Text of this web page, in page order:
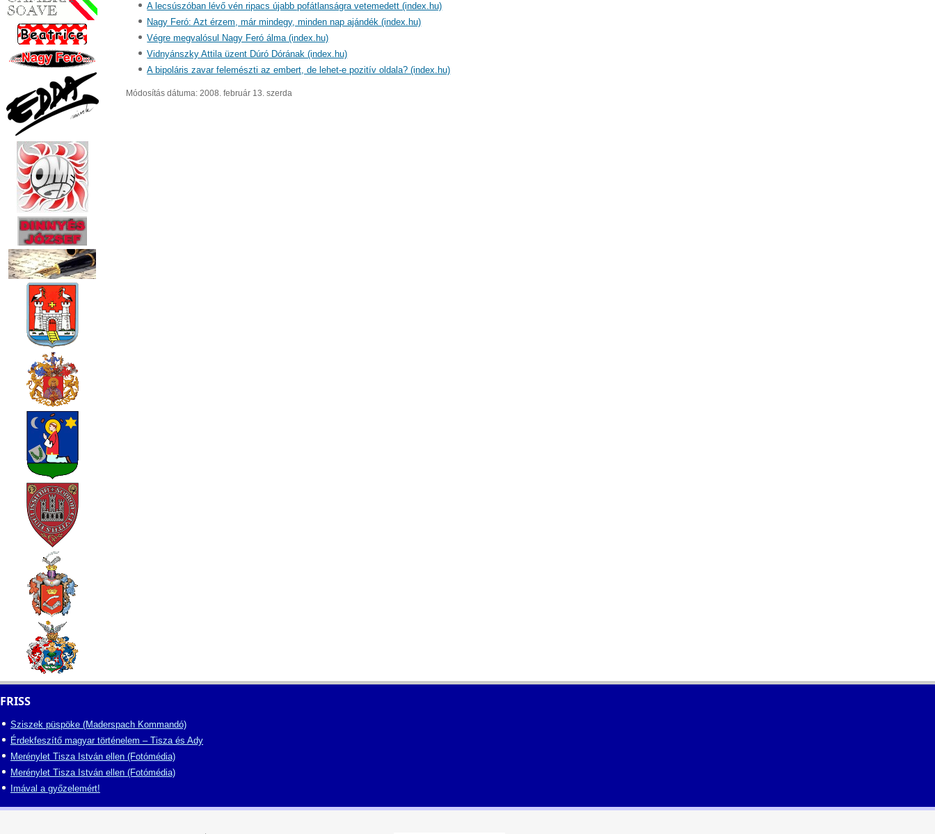
A lecsúszóban lévő vén ripacs újabb pofátlanságra vetemedett (index.hu)
Nagy Feró: Azt érzem, már mindegy, minden nap ajándék (index.hu)
Végre megvalósul Nagy Feró álma (index.hu)
Vidnyánszky Attila üzent Dúró Dórának (index.hu)
A bipoláris zavar felemészti az embert, de lehet-e pozitív oldala? (index.hu)
Módosítás dátuma: 2008. február 13. szerda
FRISS
Sziszek püspöke (Maderspach Kommandó)
Érdekfeszítő magyar történelem – Tisza és Ady
Merénylet Tisza István ellen (Fotómédia)
Merénylet Tisza István ellen (Fotómédia)
Imával a győzelemért!